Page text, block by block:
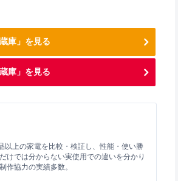
庫」を見る
庫」を見る
上の家電を比較・検証し、性能・使い勝
けでは分からない実使用での違いを分かり
作協力の実績多数。